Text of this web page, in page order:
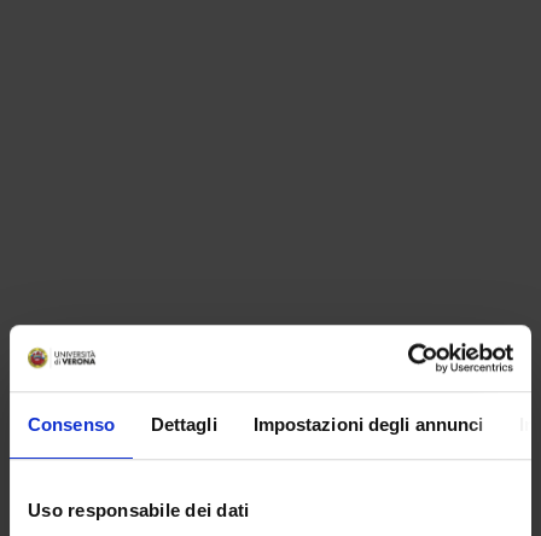
Consenso Dettagli Impostazioni degli annunci
Uso responsabile dei dati
GOVERNANCE